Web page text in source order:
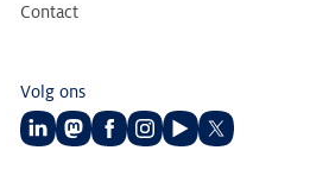
Contact
Volg ons